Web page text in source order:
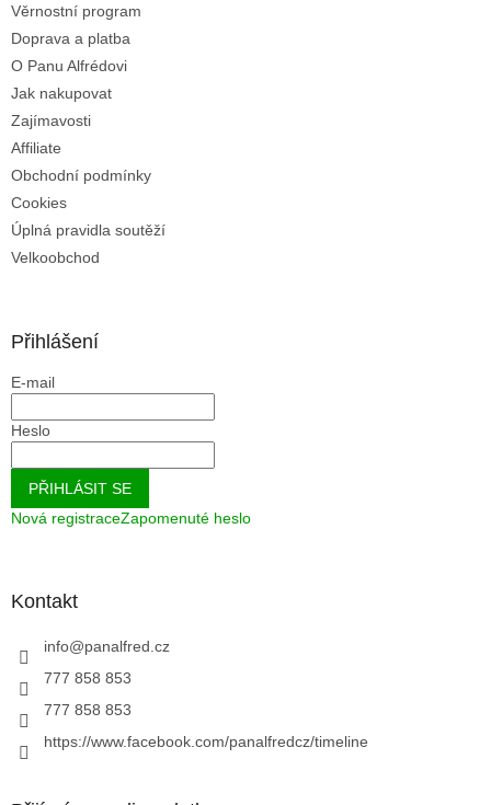
Věrnostní program
Doprava a platba
O Panu Alfrédovi
Jak nakupovat
Zajímavosti
Affiliate
Obchodní podmínky
Cookies
Úplná pravidla soutěží
Velkoobchod
Přihlášení
E-mail
Heslo
PŘIHLÁSIT SE
Nová registraceZapomenuté heslo
Kontakt
info@panalfred.cz
777 858 853
777 858 853
https://www.facebook.com/panalfredcz/timeline